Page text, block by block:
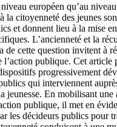
européen qu’au
la citoyenneté des jeunes
et donnent lieu à la mise
L’ancienneté et la
de cette question invitent à
l’action publique. Cet article
progressivement
qui interviennent
jeunesse. En mobilisant une
publique, il met en
les décideurs publics pour